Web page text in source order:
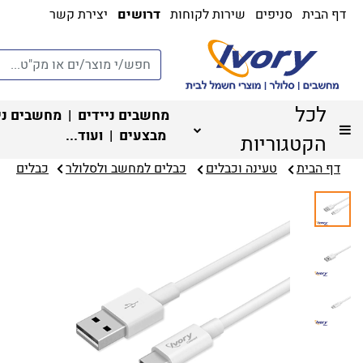
דף הבית סניפים שירות לקוחות דרושים יצירת קשר
לכל
הקטגוריות
מחשבים ניידים | מחשבים
מבצעים | ועוד...
דף הבית טעינה וכבלים כבלים למחשב ולסלולר‏ כבלים‏